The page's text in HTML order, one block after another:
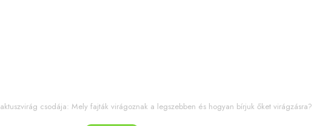
csodája: Mely fajták virágoznak a legszebben és hogyan bírjuk őket virágzásra?